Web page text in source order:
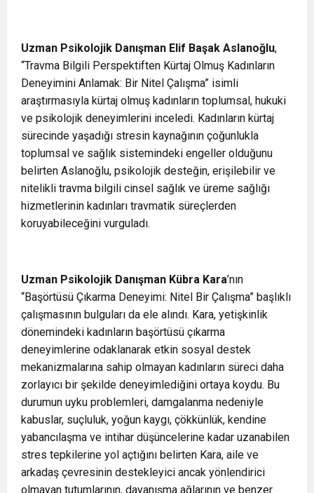
Uzman Psikolojik Danışman Elif Başak Aslanoğlu,
“Travma Bilgili Perspektiften Kürtaj Olmuş Kadınların
Deneyimini Anlamak: Bir Nitel Çalışma” isimli
araştırmasıyla kürtaj olmuş kadınların toplumsal, hukuki
ve psikolojik deneyimlerini inceledi. Kadınların kürtaj
sürecinde yaşadığı stresin kaynağının çoğunlukla
toplumsal ve sağlık sistemindeki engeller olduğunu
belirten Aslanoğlu, psikolojik desteğin, erişilebilir ve
nitelikli travma bilgili cinsel sağlık ve üreme sağlığı
hizmetlerinin kadınları travmatik süreçlerden
koruyabileceğini vurguladı.
Uzman Psikolojik Danışman Kübra Kara’nın
“Başörtüsü Çıkarma Deneyimi: Nitel Bir Çalışma” başlıklı
çalışmasının bulguları da ele alındı. Kara, yetişkinlik
dönemindeki kadınların başörtüsü çıkarma
deneyimlerine odaklanarak etkin sosyal destek
mekanizmalarına sahip olmayan kadınların süreci daha
zorlayıcı bir şekilde deneyimlediğini ortaya koydu. Bu
durumun uyku problemleri, damgalanma nedeniyle
kabuslar, suçluluk, yoğun kaygı, çökkünlük, kendine
yabancılaşma ve intihar düşüncelerine kadar uzanabilen
stres tepkilerine yol açtığını belirten Kara, aile ve
arkadaş çevresinin destekleyici ancak yönlendirici
olmayan tutumlarının, dayanışma ağlarının ve benzer